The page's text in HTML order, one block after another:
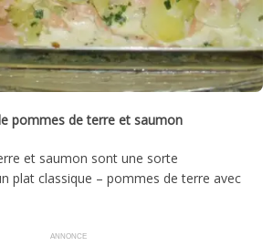
pommes de terre et saumon
et saumon sont une sorte
plat classique – pommes de terre avec
ANNONCE